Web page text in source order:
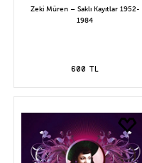
Zeki Müren – Saklı Kayıtlar 1952-
1984
600 TL